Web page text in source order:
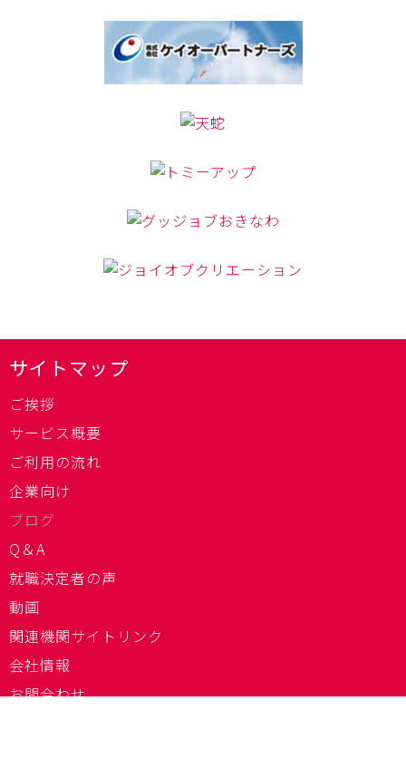
サイトマップ
ご挨拶
サービス概要
ご利用の流れ
企業向け
ブログ
Q＆A
就職決定者の声
動画
関連機関サイトリンク
会社情報
お問合わせ